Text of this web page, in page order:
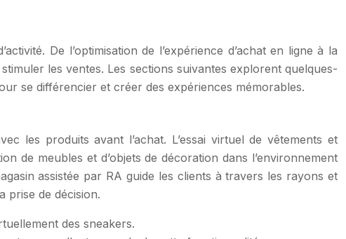
De l’optimisation de l’expérience d’achat en ligne à la
les ventes. Les sections suivantes explorent quelques-
se différencier et créer des expériences mémorables.
les produits avant l’achat. L’essai virtuel de vêtements et
de meubles et d’objets de décoration dans l’environnement
assistée par RA guide les clients à travers les rayons et
prise de décision.
des sneakers.